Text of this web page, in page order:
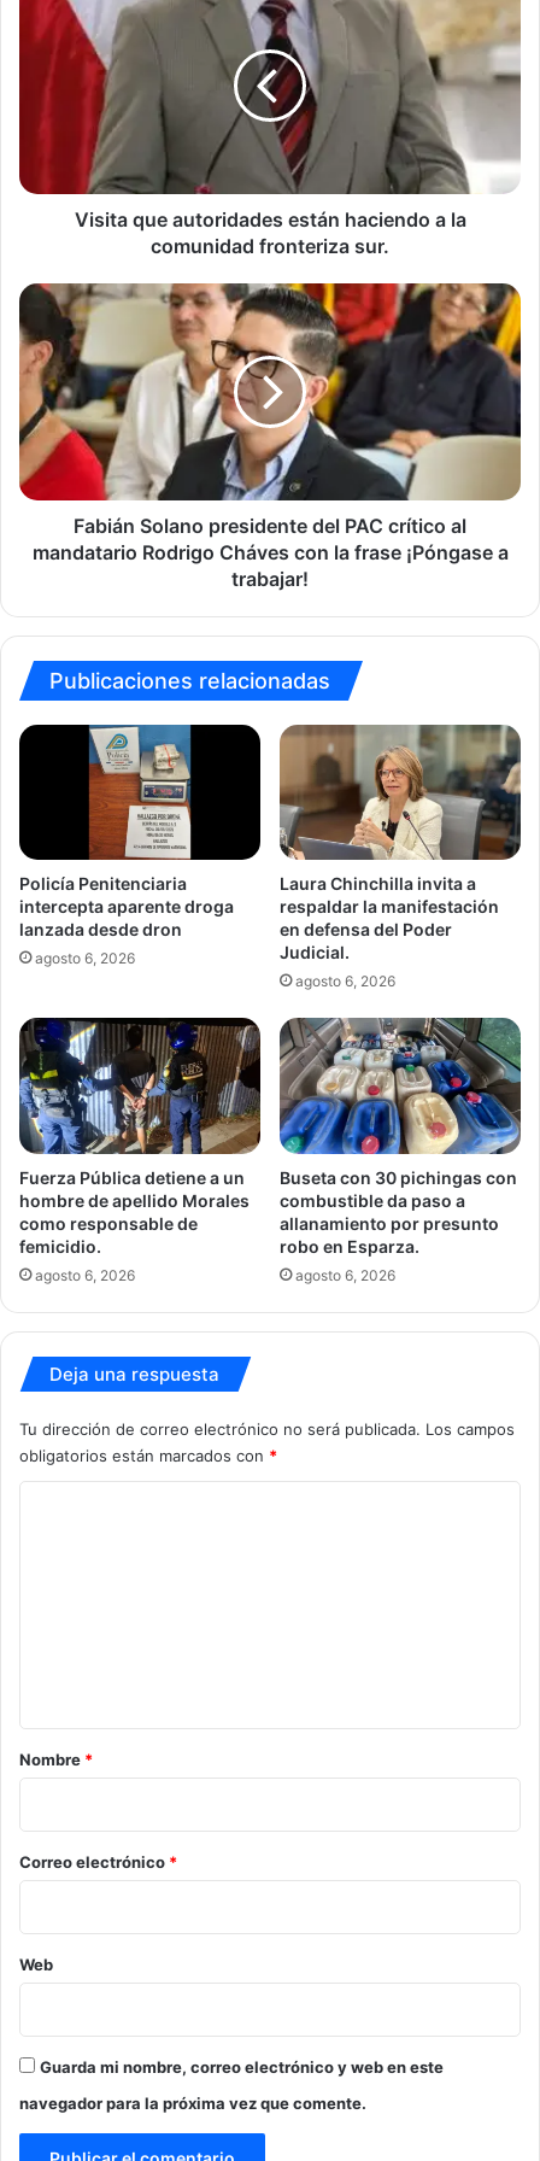
autoridades
comunidad
fronteriza
Visita que autoridades están haciendo a la
comunidad fronteriza sur.
Fabián
Solano
presidente
del
PAC
crítico
al
mandatario
Rodrigo
con
¡Póngase
trabajar!
Fabián Solano presidente del PAC crítico al
mandatario Rodrigo Cháves con la frase ¡Póngase a
trabajar!
Publicaciones relacionadas
Policía Penitenciaria
intercepta aparente droga
lanzada desde dron
agosto 6, 2026
Laura Chinchilla invita a
respaldar la manifestación
en defensa del Poder
Judicial.
agosto 6, 2026
Fuerza Pública detiene a un
hombre de apellido Morales
como responsable de
femicidio.
agosto 6, 2026
Buseta con 30 pichingas con
combustible da paso a
allanamiento por presunto
robo en Esparza.
agosto 6, 2026
Deja una respuesta
Tu dirección de correo electrónico no será publicada. Los campos
obligatorios están marcados con *
r
o
*
Nombre *
Correo electrónico *
Web
Guarda mi nombre, correo electrónico y web en este
navegador para la próxima vez que comente.